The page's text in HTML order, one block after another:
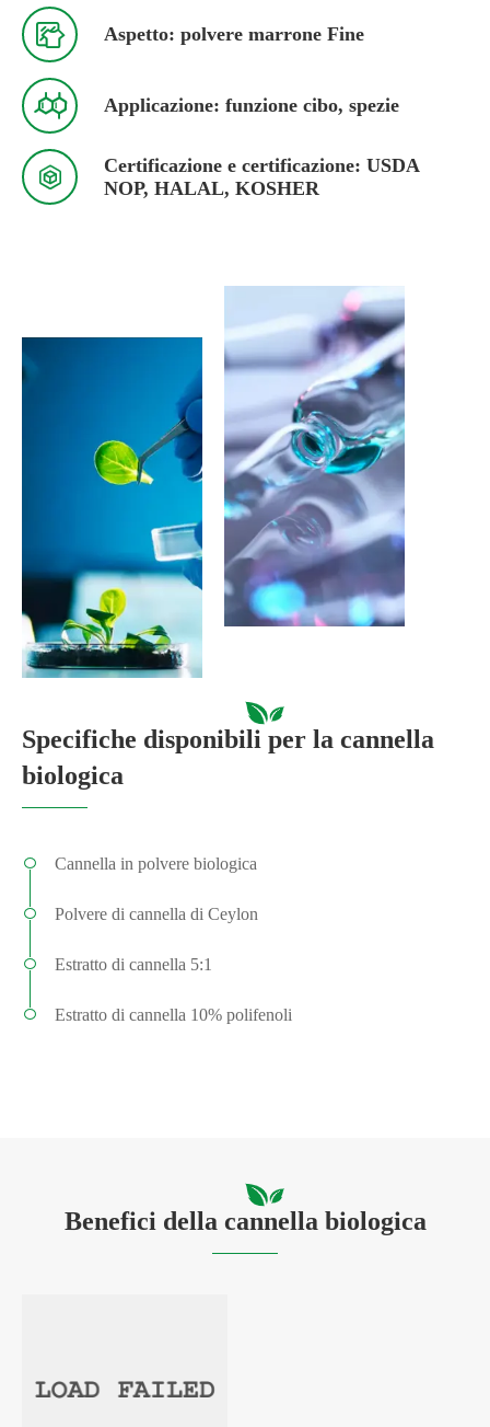
 Aspetto: polvere marrone Fine
 Applicazione: funzione cibo, spezie

Certificazione e certificazione: USDA
NOP, HALAL, KOSHER
Specifiche disponibili per la cannella
biologica
Cannella in polvere biologica
Polvere di cannella di Ceylon
Estratto di cannella 5:1
Estratto di cannella 10% polifenoli
Benefici della cannella biologica